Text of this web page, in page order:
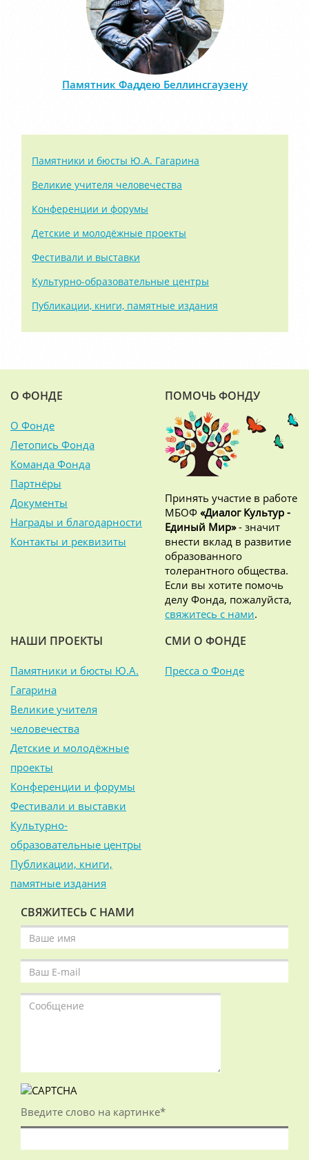
Памятник Фаддею Беллинсгаузену
Памятники и бюсты Ю.А. Гагарина
Великие учителя человечества
Конференции и форумы
Детские и молодёжные проекты
Фестивали и выставки
Культурно-образовательные центры
Публикации, книги, памятные издания
О ФОНДЕ
О Фонде
Летопись Фонда
Команда Фонда
Партнёры
Документы
Награды и благодарности
Контакты и реквизиты
ПОМОЧЬ ФОНДУ
Принять участие в работе
МБОФ «Диалог Культур -
Единый Мир»- значит
внести вклад в развитие
образованного
толерантного общества.
Если вы хотите помочь
делу Фонда, пожалуйста,
свяжитесь с нами.
НАШИ ПРОЕКТЫ
Памятники и бюсты Ю.А.
Гагарина
Великие учителя
человечества
Детские и молодёжные
проекты
Конференции и форумы
Фестивали и выставки
Культурно-
образовательные центры
Публикации, книги,
памятные издания
СМИ О ФОНДЕ
Пресса о Фонде
СВЯЖИТЕСЬ С НАМИ
Введите слово на картинке*